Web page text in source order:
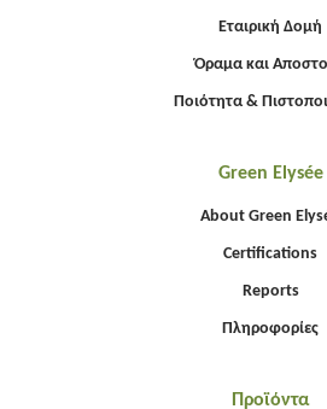
Εταιρική Δομή
Όραμα και
Ποιότητα &
Green Elysée
About Green
Certifications
Reports
Πληροφορίες
Προϊόντα